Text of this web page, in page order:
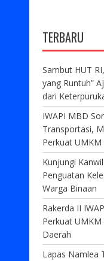
TERBARU
Sambut HUT
yang Runtuh”
dari
IWAPI MBD
Transportasi,
Perkuat UMKM
Kunjungi
Penguatan
Warga Binaan
Rakerda II
Perkuat
Daerah
Lapas Namlea